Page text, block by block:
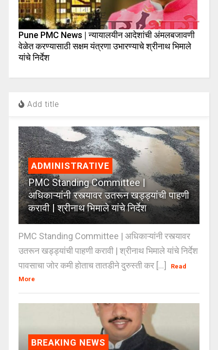
Pune PMC News | न्यायालयीन आदेशांची अंमलबजावणी
वेळेत करण्यासाठी सक्षम यंत्रणा उभारण्याचे श्रीनाथ भिमाले
यांचे निर्देश
Add title
ADMINISTRATIVE
PMC Standing Committee |
अधिकाऱ्यांनी रस्त्यावर उतरून खड्ड्यांची पाहणी
करावी | श्रीनाथ भिमाले यांचे निर्देश
PMC Standing Committee | अधिकाऱ्यांनी रस्त्यावर
उतरून खड्ड्यांची पाहणी करावी | श्रीनाथ भिमाले यांचे निर्देश
पावसाचा जोर कमी होताच तातडीने दुरुस्ती कर [...]
Read
More
BREAKING NEWS